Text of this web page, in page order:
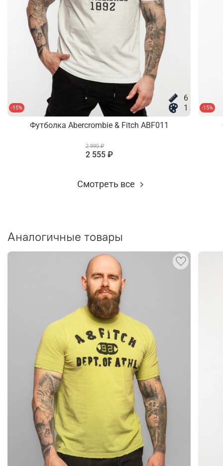
-15%
6
1
Футболка Abercrombie & Fitch ABF011
2 990 ₽
2 555 ₽
-15%
Смотреть все
Аналогичные товары